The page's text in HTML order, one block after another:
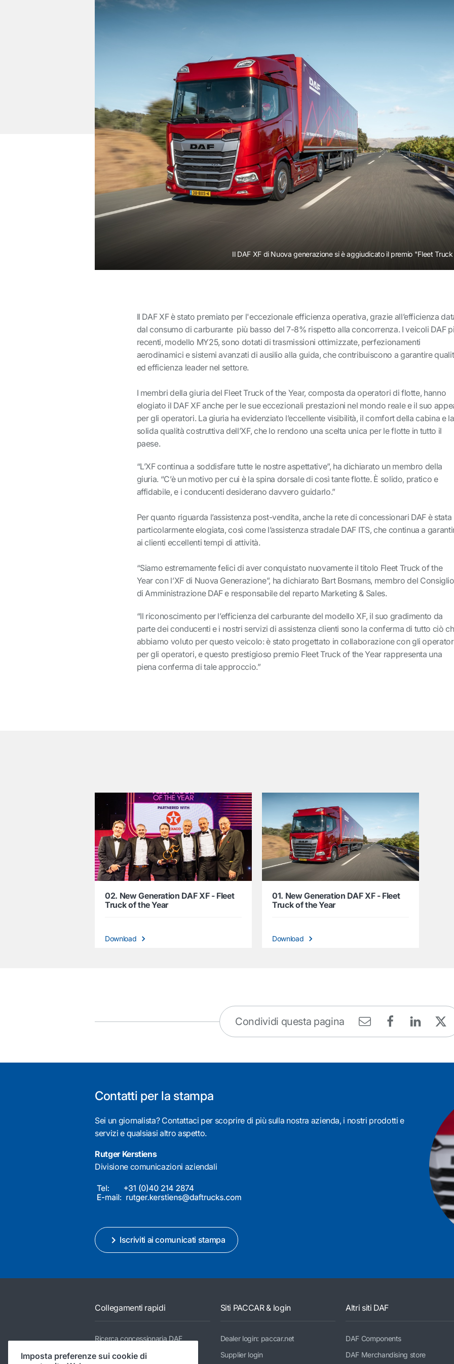
Il DAF XF di Nuova generazione si è aggiudicato il premio "Fleet
Il DAF XF è stato premiato per l'eccezionale efficienza operativa, grazie all’efficienza
dal consumo di carburante più basso del 7-8% rispetto alla concorrenza. I veicoli DAF
recenti, modello MY25, sono dotati di trasmissioni ottimizzate, perfezionamenti
aerodinamici e sistemi avanzati di ausilio alla guida, che contribuiscono a garantire
ed efficienza leader nel settore.
I membri della giuria del Fleet Truck of the Year, composta da operatori di flotte, hanno
elogiato il DAF XF anche per le sue eccezionali prestazioni nel mondo reale e il suo
per gli operatori. La giuria ha evidenziato l’eccellente visibilità, il comfort della cabina e la
solida qualità costruttiva dell’XF, che lo rendono una scelta unica per le flotte in tutto il
paese.
“L’XF continua a soddisfare tutte le nostre aspettative”, ha dichiarato un membro della
giuria. “C’è un motivo per cui è la spina dorsale di così tante flotte. È solido, pratico e
affidabile, e i conducenti desiderano davvero guidarlo.”
Per quanto riguarda l’assistenza post-vendita, anche la rete di concessionari DAF è stata
particolarmente elogiata, così come l’assistenza stradale DAF ITS, che continua a
ai clienti eccellenti tempi di attività.
“Siamo estremamente felici di aver conquistato nuovamente il titolo Fleet Truck of the
Year con l’XF di Nuova Generazione”, ha dichiarato Bart Bosmans, membro del Consiglio
di Amministrazione DAF e responsabile del reparto Marketing & Sales.
“Il riconoscimento per l’efficienza del carburante del modello XF, il suo gradimento da
parte dei conducenti e i nostri servizi di assistenza clienti sono la conferma di tutto ciò
abbiamo voluto per questo veicolo: è stato progettato in collaborazione con gli
per gli operatori, e questo prestigioso premio Fleet Truck of the Year rappresenta una
piena conferma di tale approccio.”
02. New Generation DAF XF - Fleet
Truck of the Year
Download
01. New Generation DAF XF - Fleet
Truck of the Year
Download
Condividi questa pagina
Contatti per la stampa
Sei un giornalista? Contattaci per scoprire di più sulla nostra azienda, i nostri prodotti e
servizi e qualsiasi altro aspetto.
Rutger Kerstiens
Divisione comunicazioni aziendali
Iscriviti ai comunicati stampa
Collegamenti rapidi
Ricerca concessionaria DAF
Gamma dei modelli
Siti PACCAR & login
Dealer login: paccar.net
Supplier login
Altri siti DAF
DAF Components
DAF Merchandising store
Imposta preferenze sui cookie di